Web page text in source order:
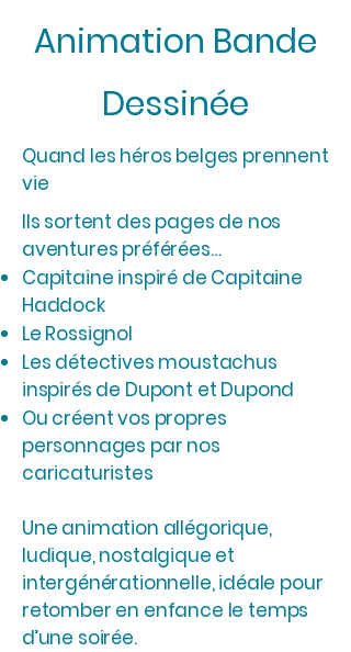
Animation Bande
Dessinée
Quand les héros belges prennent
vie
Ils sortent des pages de nos
aventures préférées…
Capitaine inspiré de Capitaine
Haddock
Le Rossignol
Les détectives moustachus
inspirés de Dupont et Dupond
Ou créent vos propres
personnages par nos
caricaturistes
Une animation allégorique,
ludique, nostalgique et
intergénérationnelle, idéale pour
retomber en enfance le temps
d’une soirée.